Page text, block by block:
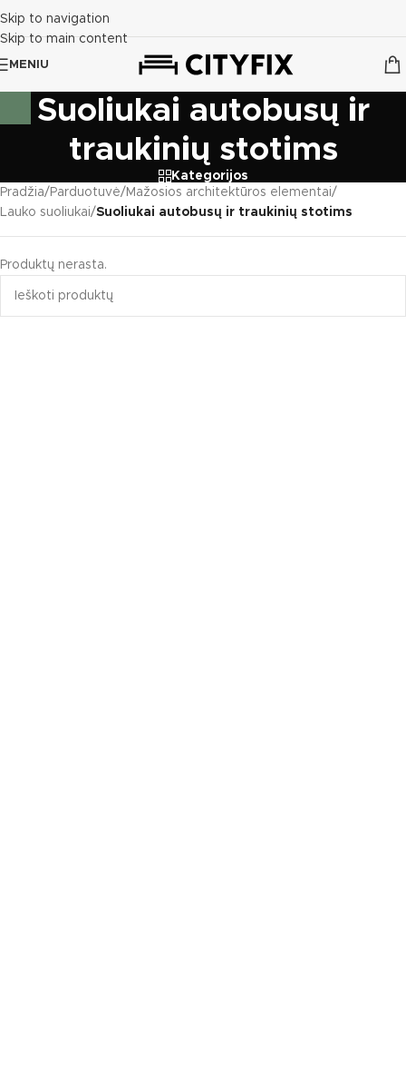
Skip to navigation
Skip to main content
MENIU
Suoliukai autobusų ir
traukinių stotims
Kategorijos
Pradžia/ Parduotuvė/ Mažosios architektūros elementai/
Lauko suoliukai/Suoliukai autobusų ir traukinių stotims
Produktų nerasta.